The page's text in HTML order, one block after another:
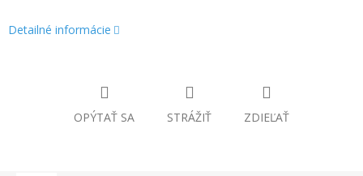
Detailné informácie
OPÝTAŤ SA STRÁŽIŤ ZDIEĽAŤ